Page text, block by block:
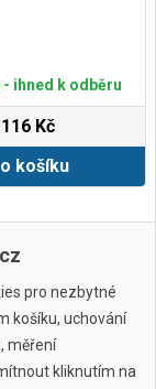
ihned k odběru
116 Kč
košíku
pro nezbytné
košíku, uchování
měření
kliknutím na